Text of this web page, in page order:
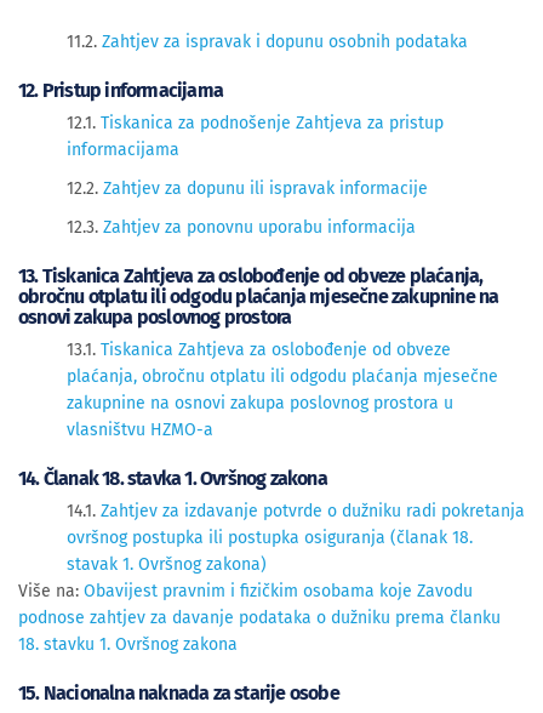
11.2. Zahtjev za ispravak i dopunu osobnih podataka
12. Pristup informacijama
12.1. Tiskanica za podnošenje Zahtjeva za pristup
informacijama
12.2. Zahtjev za dopunu ili ispravak informacije
12.3. Zahtjev za ponovnu uporabu informacija
13. Tiskanica Zahtjeva za oslobođenje od obveze plaćanja,
obročnu otplatu ili odgodu plaćanja mjesečne zakupnine na
osnovi zakupa poslovnog prostora
13.1. Tiskanica Zahtjeva za oslobođenje od obveze
plaćanja, obročnu otplatu ili odgodu plaćanja mjesečne
zakupnine na osnovi zakupa poslovnog prostora u
vlasništvu HZMO-a
14. Članak 18. stavka 1. Ovršnog zakona
14.1. Zahtjev za izdavanje potvrde o dužniku radi pokretanja
ovršnog postupka ili postupka osiguranja (članak 18.
stavak 1. Ovršnog zakona)
Više na: Obavijest pravnim i fizičkim osobama koje Zavodu
podnose zahtjev za davanje podataka o dužniku prema članku
18. stavku 1. Ovršnog zakona
15. Nacionalna naknada za starije osobe